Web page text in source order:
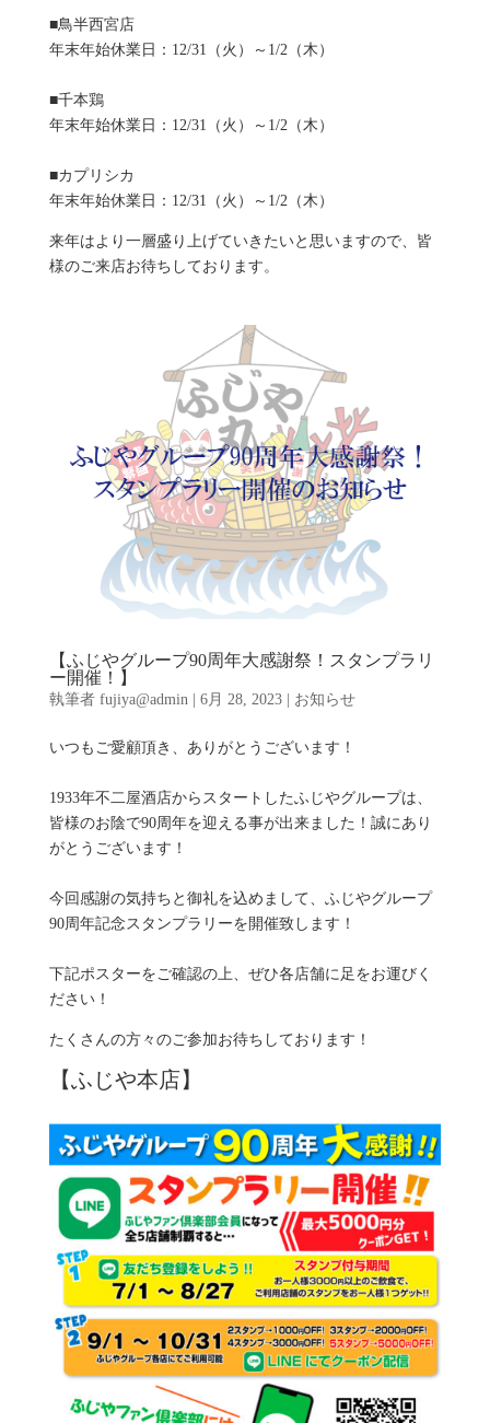
■鳥半西宮店
年末年始休業日：12/31（火）～1/2（木）
■千本鶏
年末年始休業日：12/31（火）～1/2（木）
■カプリシカ
年末年始休業日：12/31（火）～1/2（木）
来年はより一層盛り上げていきたいと思いますので、皆
様のご来店お待ちしております。
【ふじやグループ90周年大感謝祭！スタンプラリ
ー開催！】
執筆者 fujiya@admin 6月 28, 2023| お知らせ
いつもご愛顧頂き、ありがとうございます！
1933年不二屋酒店からスタートしたふじやグループは、
皆様のお陰で90周年を迎える事が出来ました！誠にあり
がとうございます！
今回感謝の気持ちと御礼を込めまして、ふじやグループ
90周年記念スタンプラリーを開催致します！
下記ポスターをご確認の上、ぜひ各店舗に足をお運びく
ださい！
たくさんの方々のご参加お待ちしております！
【ふじや本店】